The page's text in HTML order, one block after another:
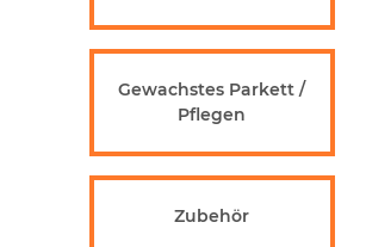
Gewachstes Parkett /
Pflegen
Zubehör